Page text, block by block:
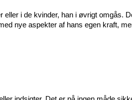
eller i de kvinder, han i øvrigt omgås.
nye aspekter af hans egen kraft,